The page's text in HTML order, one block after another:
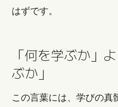
はずです。
「何を学ぶか」
ぶか」
この言葉には、学びの真